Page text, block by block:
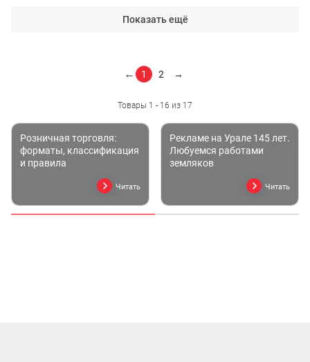
Показать ещё
Товары 1 - 16 из 17
← 1 2 →
Розничная торговля:
форматы, классификация
и правила
Читать
Рекламе на Урале 145 лет.
Любуемся работами
земляков
Читать